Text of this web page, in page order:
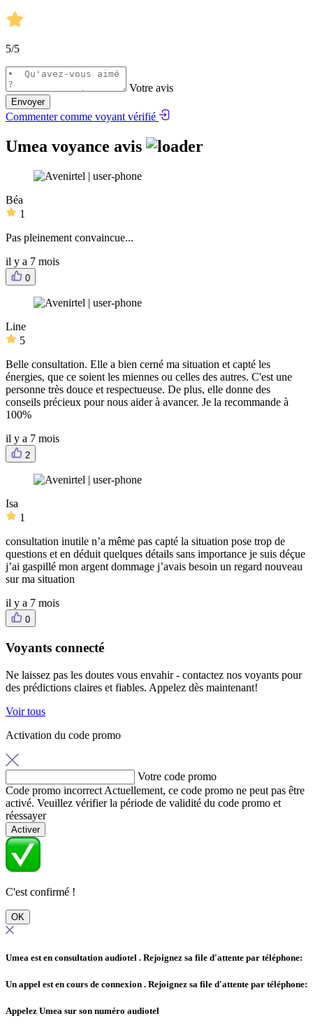
5/5
Votre avis
Envoyer
Commenter comme voyant vérifié
Umea voyance avis
Béa
1
Pas pleinement convaincue...
il y a 7 mois
0
Line
5
Belle consultation. Elle a bien cerné ma situation et capté les
énergies, que ce soient les miennes ou celles des autres. C'est une
personne très douce et respectueuse. De plus, elle donne des
conseils précieux pour nous aider à avancer. Je la recommande à
100%
il y a 7 mois
2
Isa
1
consultation inutile n’a même pas capté la situation pose trop de
questions et en déduit quelques détails sans importance je suis déçue
j’ai gaspillé mon argent dommage j’avais besoin un regard nouveau
sur ma situation
il y a 7 mois
0
Voyants connecté
Ne laissez pas les doutes vous envahir - contactez nos voyants pour
des prédictions claires et fiables. Appelez dès maintenant!
Voir tous
Activation du code promo
Votre code promo
Code promo incorrect Actuellement, ce code promo ne peut pas être
activé. Veuillez vérifier la période de validité du code promo et
réessayer
Activer
C'est confirmé !
OK
Umea est en consultation audiotel . Rejoignez sa file d'attente par téléphone:
Un appel est en cours de connexion . Rejoignez sa file d'attente par téléphone:
Appelez Umea sur son numéro audiotel